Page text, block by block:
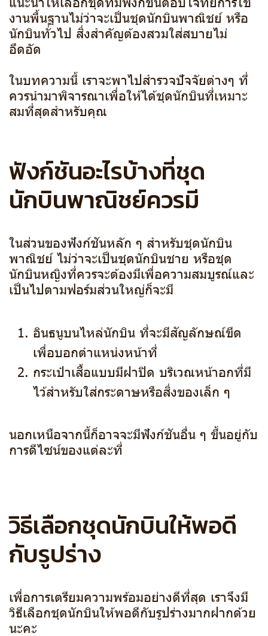
งานพื้นฐานไม่ว่าจะเป็นชุดนักบินพาณิชย์ หรือ
นักบินทั่วไป สิ่งสำคัญต้องสวมใส่สบายไม่
อึดอัด
ในบทความนี้ เราจะพาไปสำรวจปัจจัยต่างๆ ที่
ควรนำมาพิจารณาเพื่อให้ได้ชุดนักบินที่เหมาะ
สมที่สุดสำหรับคุณ
ฟังก์ชันอะไรบ้างที่ชุด
นักบินพาณิชย์ควรมี
ในส่วนของฟังก์ชันหลัก ๆ สำหรับชุดนักบิน
พาณิชย์ ไม่ว่าจะเป็นชุดนักบินชาย หรือชุด
นักบินหญิงที่ควรจะต้องมีเพื่อความสมบูรณ์และ
เป็นไปตามฟอร์มส่วนใหญ่ก็จะมี
อินธนูบนไหล่นักบิน ที่จะมีสัญลักษณ์ขีด
เพื่อบอกตำแหน่งหน้าที่
กระเป๋าเสื้อแบบมีฝาปิด บริเวณหน้าอกที่มี
ไว้สำหรับใส่กระดาษหรือสิ่งของเล็ก ๆ
นอกเหนือจากนี้ก็อาจจะมีฟังก์ชันอื่น ๆ ขึ้นอยู่กับ
การดีไซน์ของแต่ละที่
วิธีเลือกชุดนักบินให้พอดี
กับรูปร่าง
เพื่อการเตรียมความพร้อมอย่างดีที่สุด เราจึงมี
วิธีเลือกชุดนักบินให้พอดีกับรูปร่างมากฝากด้วย
นะคะ